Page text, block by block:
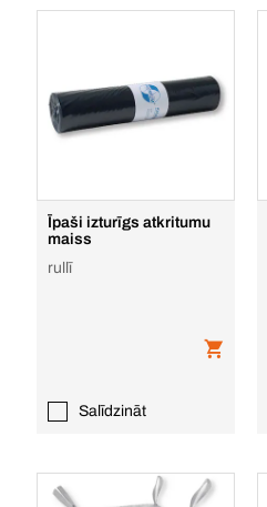
Īpaši izturīgs atkritumu
maiss
rullī
Salīdzināt